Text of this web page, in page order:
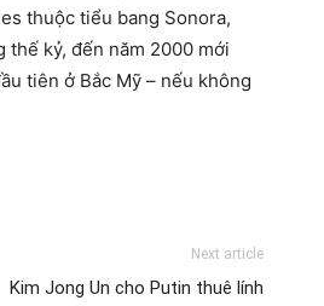
thuộc tiểu bang Sonora,
kỷ, đến năm 2000 mới
tiên ở Bắc Mỹ – nếu không
Next article
Kim Jong Un cho Putin thuê lính